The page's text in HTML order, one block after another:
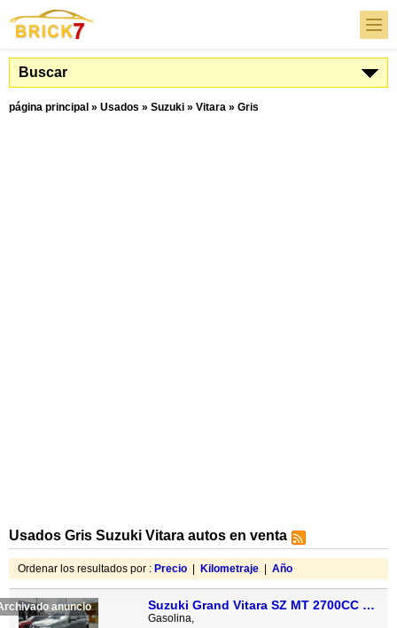
Buscar
página principal » Usados » Suzuki » Vitara » Gris
Usados Gris Suzuki Vitara autos en venta
Ordenar los resultados por : Precio Kilometraje Año
anuncio Suzuki Grand Vitara SZ MT 2700CC 5P 4X4
Gasolina,